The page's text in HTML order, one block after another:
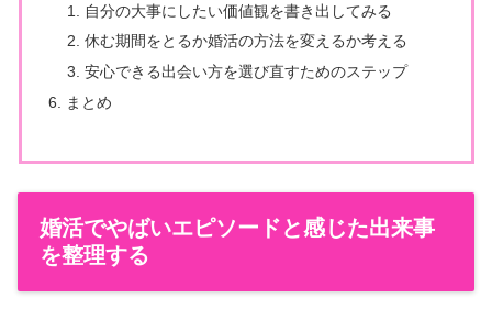
自分の大事にしたい価値観を書き出してみる
休む期間をとるか婚活の方法を変えるか考える
安心できる出会い方を選び直すためのステップ
まとめ
婚活でやばいエピソードと感じた出来事
を整理する